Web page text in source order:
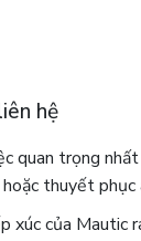
hệ
quan trọng
thuyết phục
của Mautic